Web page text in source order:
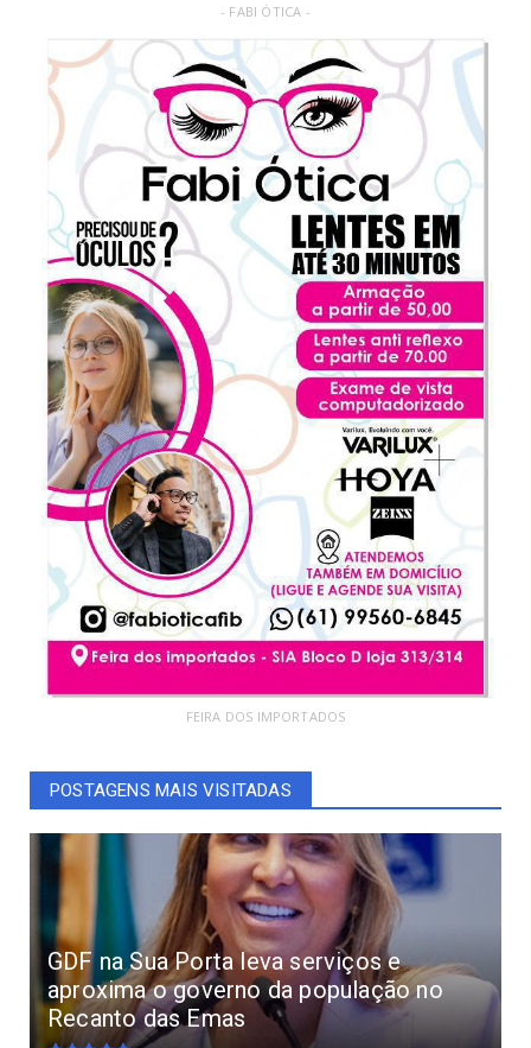
- FABI ÓTICA -
FEIRA DOS IMPORTADOS
POSTAGENS MAIS VISITADAS
GDF na Sua Porta leva serviços e
aproxima o governo da população no
Recanto das Emas